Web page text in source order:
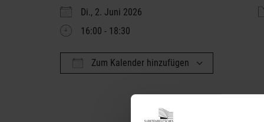
Di., 2. Juni 2026
16:00 - 18:30
Zum Kalender hinzufügen